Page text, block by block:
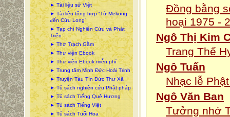
► Tài liệu sử Việt
► Tài liệu tổng hợp “Từ Mekong
đến Cửu Long”
► Tạp chí Nghiên Cứu và Phát
Triển
► Thơ Trạch Gầm
► Thư viện Ebook
► Thư viện Ebook miễn phí
► Trung tâm Minh Đức Hoài Trinh
► Truyện Tàu Tín Đức Thư Xã
► Tủ sách nghiên cứu Phật pháp
► Tủ sách Tiếng Quê Hương
► Tủ sách Tiếng Việt
► Tủ sách Tuổi Hoa
Đồng bằng
hoại 1975 -
Ngô Thị Kim
Trang Thế
Ngô Tuấn
Nhạc lễ
Ngô Văn Ban
Tưởng nhớ